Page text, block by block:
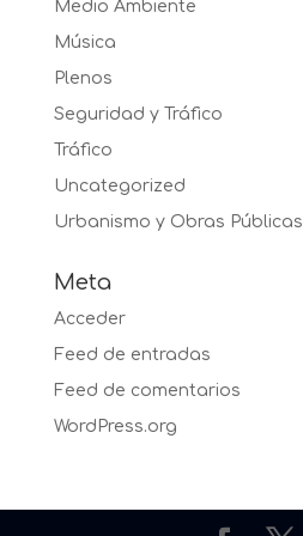
Medio Ambiente
Música
Plenos
Seguridad y Tráfico
Tráfico
Uncategorized
Urbanismo y Obras Públicas
Meta
Acceder
Feed de entradas
Feed de comentarios
WordPress.org